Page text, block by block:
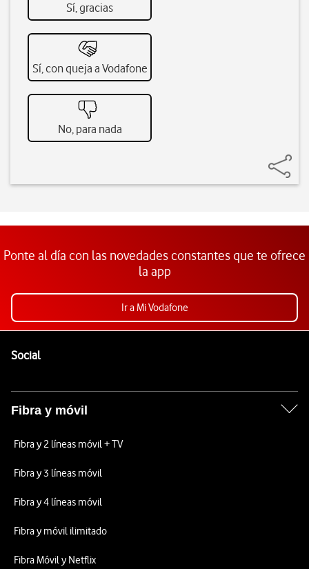
Sí, gracias
Sí, con queja a Vodafone
No, para nada
Ponte al día con las novedades constantes que te ofrece
la app
Ir a Mi Vodafone
SocialEnlaces a las redes sociales de Vodafone
Fibra y móvil
Fibra y 2 líneas móvil + TV
Fibra y 3 líneas móvil
Fibra y 4 líneas móvil
Fibra y móvil ilimitado
Fibra Móvil y Netflix